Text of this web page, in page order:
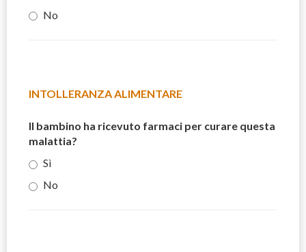
No
INTOLLERANZA ALIMENTARE
Il bambino ha ricevuto farmaci per curare questa
malattia?
Sì
No